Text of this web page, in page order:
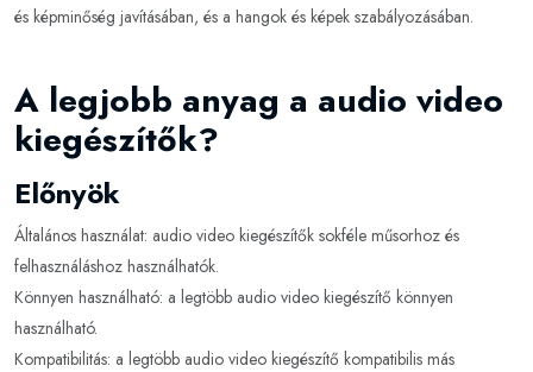
és képminőség javításában, és a hangok és képek szabályozásában.
A legjobb anyag a audio video
kiegészítők?
Előnyök
Általános használat: audio video kiegészítők sokféle műsorhoz és
felhasználáshoz használhatók.
Könnyen használható: a legtöbb audio video kiegészítő könnyen
használható.
Kompatibilitás: a legtöbb audio video kiegészítő kompatibilis más